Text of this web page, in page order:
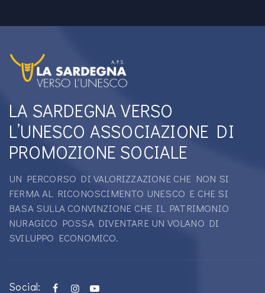
LA SARDEGNA VERSO
L’UNESCO ASSOCIAZIONE DI
PROMOZIONE SOCIALE
UN PERCORSO DI VALORIZZAZIONE CHE NON SI
FERMA AL RICONOSCIMENTO UNESCO E CHE SI
BASA SULLA CONVINZIONE CHE IL PATRIMONIO
NURAGICO POSSA DIVENTARE UN VOLANO DI
SVILUPPO ECONOMICO.
Social: